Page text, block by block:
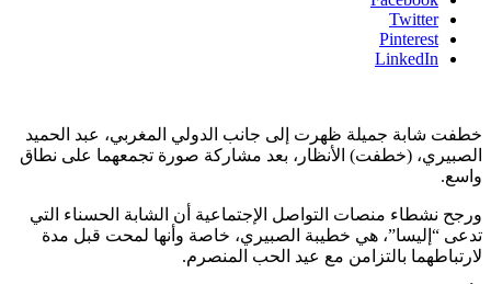
Twitter
Pinterest
LinkedIn
خطفت شابة جميلة ظهرت إلى جانب الدولي المغربي، عبد الحميد
الصبيري، (خطفت) الأنظار، بعد مشاركة صورة تجمعهما على نطاق
واسع.
ورجح نشطاء منصات التواصل الإجتماعية أن الشابة الحسناء التي
تدعى “إليسا”، هي خطيبة الصبيري، خاصة وأنها لمحت قبل مدة
لارتباطهما بالتزامن مع عيد الحب المنصرم.